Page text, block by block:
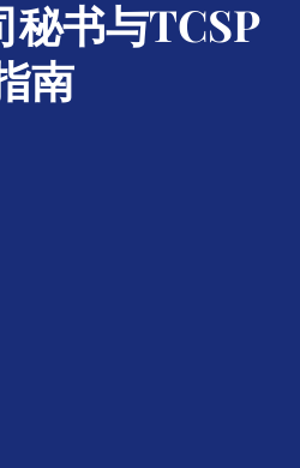
秘书与TCSP
南